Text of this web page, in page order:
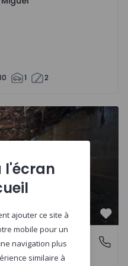
1 2
Castelo e Justes -
Vila Real
Vila Real
l'écran
ajouter ce site à
mobile pour un
navigation plus
similaire à